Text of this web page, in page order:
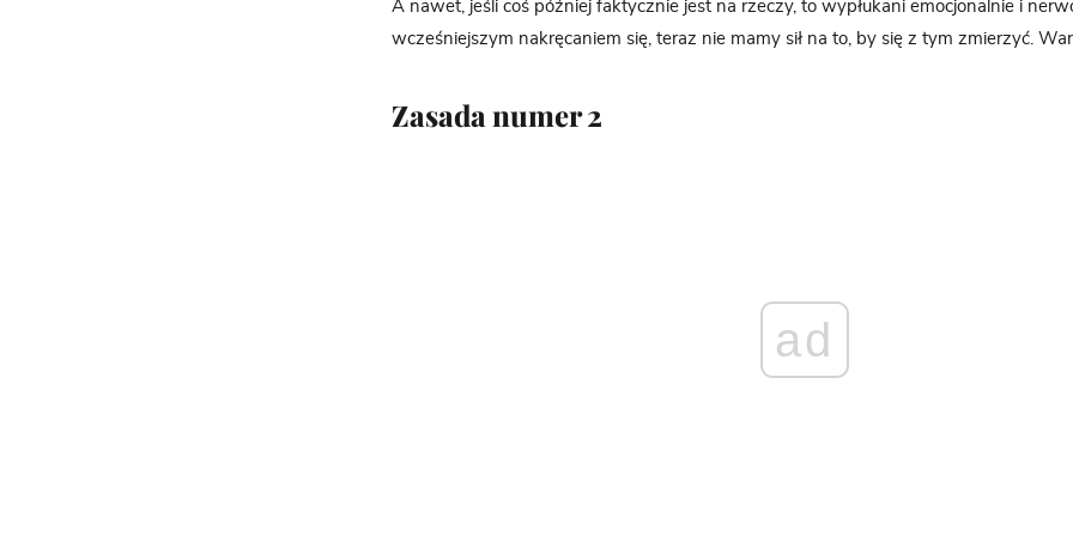
A nawet, jeśli coś później faktycznie jest na rzeczy, to wypłukani emocjonalnie i
wcześniejszym nakręcaniem się, teraz nie mamy sił na to, by się z tym zmierzyć.
Zasada numer 2
ad